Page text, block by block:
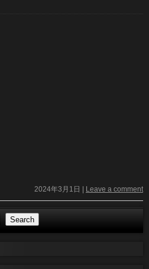
2024年3月1日 Leave a comment
Search